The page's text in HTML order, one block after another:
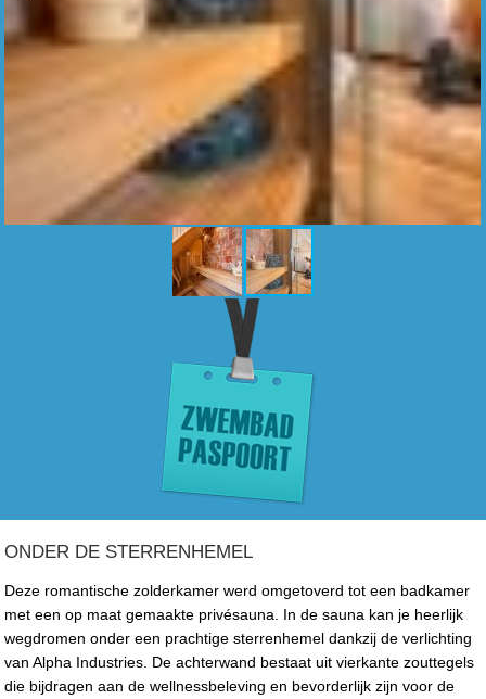
ONDER DE STERRENHEMEL
Deze romantische zolderkamer werd omgetoverd tot een badkamer
met een op maat gemaakte privésauna. In de sauna kan je heerlijk
wegdromen onder een prachtige sterrenhemel dankzij de verlichting
van Alpha Industries. De achterwand bestaat uit vierkante zouttegels
die bijdragen aan de wellnessbeleving en bevorderlijk zijn voor de